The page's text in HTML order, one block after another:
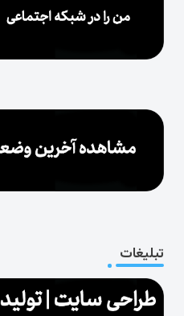
تبلیغات